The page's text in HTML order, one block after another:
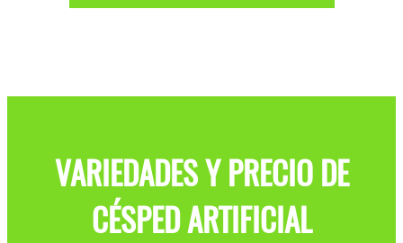
VARIEDADES Y PRECIO DE
CÉSPED ARTIFICIAL